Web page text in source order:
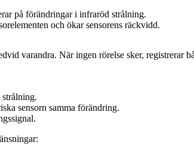
på förändringar i infraröd strålning.
och ökar sensorens räckvidd.
varandra. När ingen rörelse sker,
sensorn samma förändring.